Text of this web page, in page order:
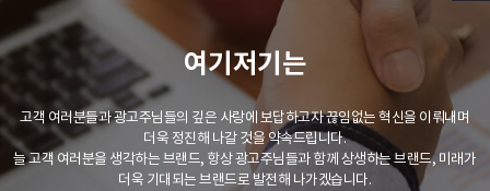
여기저기는
고객 여러분들과 광고주님들의 깊은 사랑에 보답하고자 끊임없는 혁신을 이뤄내며
더욱 정진해 나갈 것을 약속드립니다.
늘 고객 여러분을 생각하는 브랜드, 항상 광고주님들과 함께 상생하는 브랜드, 미래가
더욱 기대되는 브랜드로 발전해 나가겠습니다.